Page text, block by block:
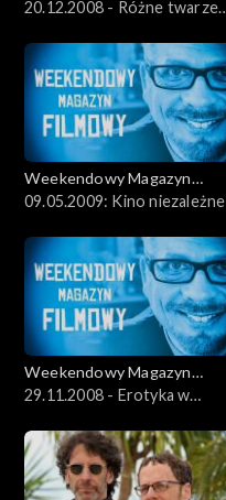
Filmowy
20.12.2008 - Różne twarze
Kidawa-Błoński
Weekendowy Magazyn
Filmowy
09.05.2009: Kino niezależne
Weekendowy Magazyn
Filmowy
29.11.2008 - Erotyka w